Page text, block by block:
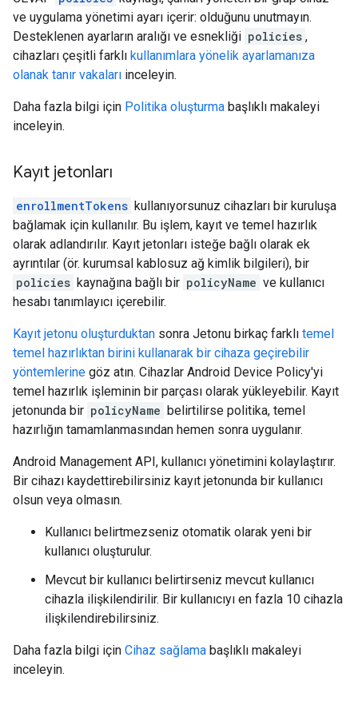
ve uygulama yönetimi ayarı içerir: olduğunu unutmayın.
Desteklenen ayarların aralığı ve esnekliği policies ,
cihazları çeşitli farklı kullanımlara yönelik ayarlamanıza
olanak tanır vakaları inceleyin.
Daha fazla bilgi için Politika oluşturma başlıklı makaleyi
inceleyin.
Kayıt jetonları
enrollmentTokens kullanıyorsunuz cihazları bir kuruluşa
bağlamak için kullanılır. Bu işlem, kayıt ve temel hazırlık
olarak adlandırılır. Kayıt jetonları isteğe bağlı olarak ek
ayrıntılar (ör. kurumsal kablosuz ağ kimlik bilgileri), bir
policies kaynağına bağlı bir policyName ve kullanıcı
hesabı tanımlayıcı içerebilir.
Kayıt jetonu oluşturduktan sonra Jetonu birkaç farklı temel
temel hazırlıktan birini kullanarak bir cihaza geçirebilir
yöntemlerine göz atın. Cihazlar Android Device Policy'yi
temel hazırlık işleminin bir parçası olarak yükleyebilir. Kayıt
jetonunda bir policyName belirtilirse politika, temel
hazırlığın tamamlanmasından hemen sonra uygulanır.
Android Management API, kullanıcı yönetimini kolaylaştırır.
Bir cihazı kaydettirebilirsiniz kayıt jetonunda bir kullanıcı
olsun veya olmasın.
Kullanıcı belirtmezseniz otomatik olarak yeni bir
kullanıcı oluşturulur.
Mevcut bir kullanıcı belirtirseniz mevcut kullanıcı
cihazla ilişkilendirilir. Bir kullanıcıyı en fazla 10 cihazla
ilişkilendirebilirsiniz.
Daha fazla bilgi için Cihaz sağlama başlıklı makaleyi
inceleyin.